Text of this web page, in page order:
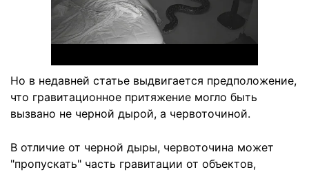
Но в недавней статье выдвигается предположение,
что гравитационное притяжение могло быть
вызвано не черной дырой, а червоточиной.
В отличие от черной дыры, червоточина может
"пропускать" часть гравитации от объектов,